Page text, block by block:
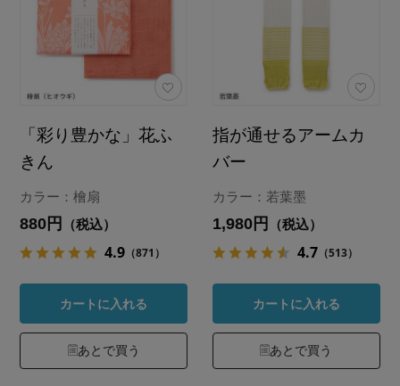
「彩り豊かな」花ふ
きん
カラー：檜扇
880円 （税込）
4.9 （871）
カートに入れる
あとで買う
指が通せるアームカ
バー
カラー：若葉墨
1,980円 （税込）
4.7 （513）
カートに入れる
あとで買う